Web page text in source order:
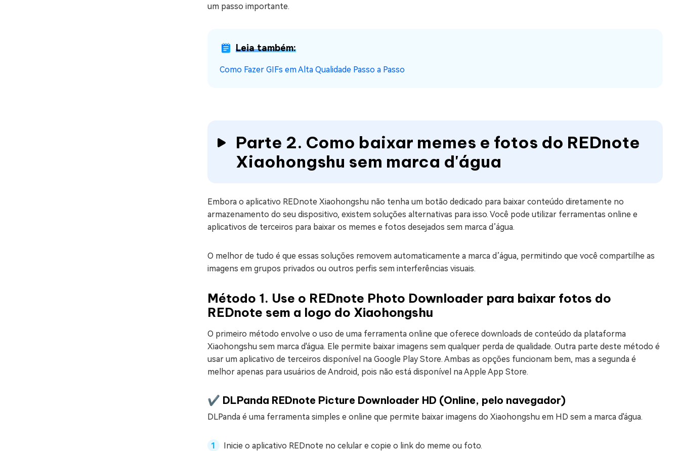
um passo importante.
Leia também:
Como Fazer GIFs em Alta Qualidade Passo a Passo
Parte 2. Como baixar memes e fotos do REDnote
Xiaohongshu sem marca d'água
Embora o aplicativo REDnote Xiaohongshu não tenha um botão dedicado para baixar conteúdo diretamente no
armazenamento do seu dispositivo, existem soluções alternativas para isso. Você pode utilizar ferramentas online e
aplicativos de terceiros para baixar os memes e fotos desejados sem marca d’água.
O melhor de tudo é que essas soluções removem automaticamente a marca d’água, permitindo que você compartilhe as
imagens em grupos privados ou outros perfis sem interferências visuais.
Método 1. Use o REDnote Photo Downloader para baixar fotos do
REDnote sem a logo do Xiaohongshu
O primeiro método envolve o uso de uma ferramenta online que oferece downloads de conteúdo da plataforma
Xiaohongshu sem marca d'água. Ele permite baixar imagens sem qualquer perda de qualidade. Outra parte deste método é
usar um aplicativo de terceiros disponível na Google Play Store. Ambas as opções funcionam bem, mas a segunda é
melhor apenas para usuários de Android, pois não está disponível na Apple App Store.
✔️ DLPanda REDnote Picture Downloader HD (Online, pelo navegador)
DLPanda é uma ferramenta simples e online que permite baixar imagens do Xiaohongshu em HD sem a marca d'água.
Inicie o aplicativo REDnote no celular e copie o link do meme ou foto.